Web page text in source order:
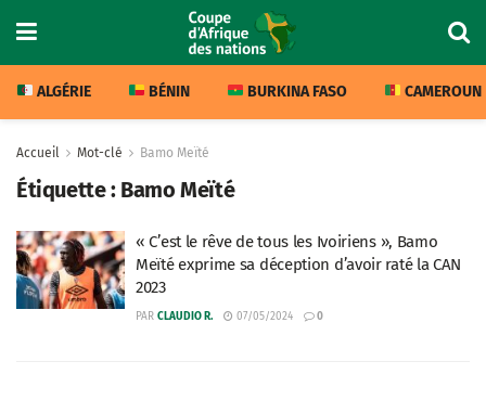
ALGÉRIE BÉNIN BURKINA FASO CAMEROUN
Accueil Mot-clé Bamo Meïté
Étiquette : Bamo Meïté
« C’est le rêve de tous les Ivoiriens », Bamo
Meïté exprime sa déception d’avoir raté la CAN
2023
PAR CLAUDIO R. 07/05/2024 0